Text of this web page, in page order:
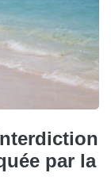
par la